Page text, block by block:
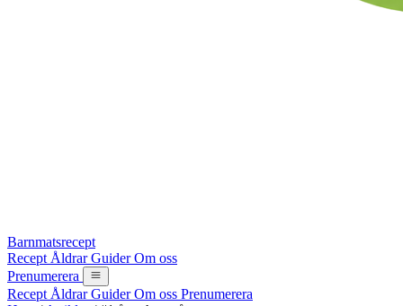
Barnmatsrecept
Recept ÅldrarGuiderOm oss
Prenumerera
Recept ÅldrarGuiderOm oss Prenumerera